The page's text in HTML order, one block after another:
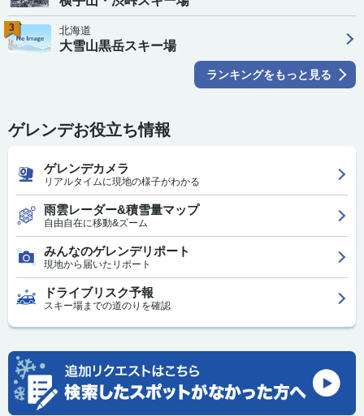
3 北海道
大雪山黒岳スキー場
ランキングをもっと見る
ゲレンデお役立ち情報
ゲレンデカメラ
リアルタイムに現地の様子がわかる
雨雲レーダー&積雪量マップ
自由自在に移動&ズーム
みんなのゲレンデリポート
現地から届いたリポート
ドライブリスク予報
スキー場までの道のりを確認